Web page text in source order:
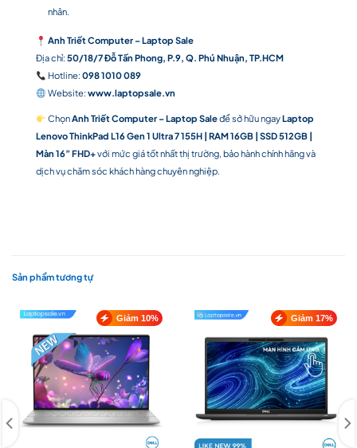
nhân.
Anh Triết Computer – Laptop Sale
Địa chỉ: 50/18/7 Đỗ Tấn Phong, P.9, Q. Phú Nhuận, TP.HCM
Hotline: 098 1010 089
Website: www.laptopsale.vn
ChọnAnh Triết Computer – Laptop Saleđể sở hữu ngayLaptop
Lenovo ThinkPad L16 Gen 1 Ultra 7 155H | RAM 16GB | SSD 512GB |
Màn 16” FHD+với mức giá tốt nhất thị trường, bảo hành chính hãng và
dịch vụ chăm sóc khách hàng chuyên nghiệp.
Sản phẩm tương tự
Giảm 10% Giảm 17%